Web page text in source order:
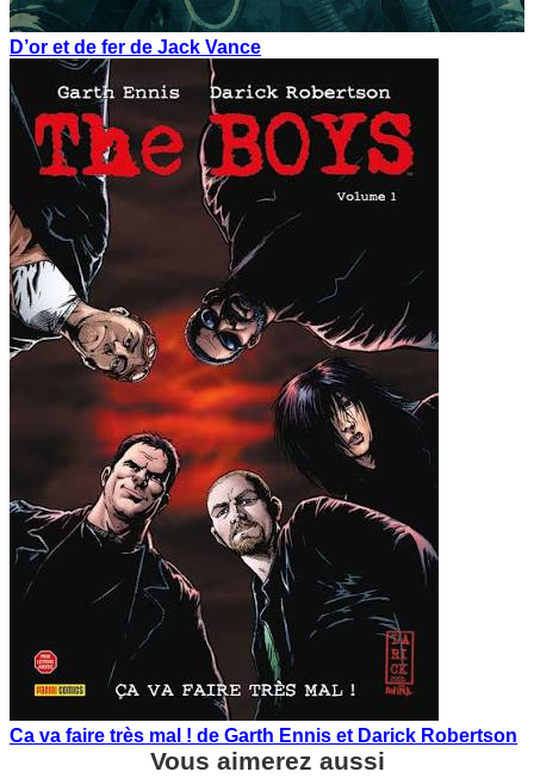
D’or et de fer de Jack Vance
Ca va faire très mal ! de Garth Ennis et Darick Robertson
Vous aimerez aussi